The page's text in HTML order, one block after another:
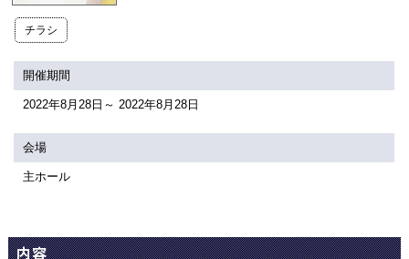
サービス
座席表
チラシ
開催期間
2022年8月28日～ 2022年8月28日
会場
主ホール
内容
サポート
関連団体・施設